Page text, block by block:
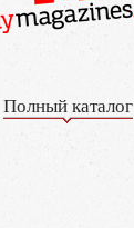
Полный каталог